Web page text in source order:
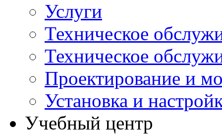
Услуги
Техническое
Техническое
Проектирование и
Установка и
Учебный центр